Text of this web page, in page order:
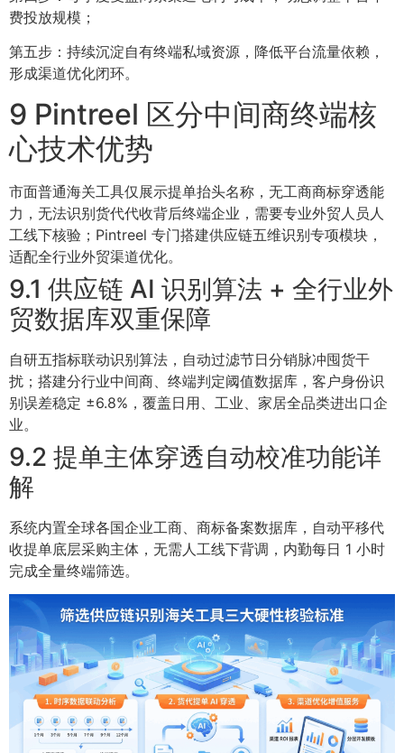
费投放规模；
第五步：持续沉淀自有终端私域资源，降低平台流量依赖，
形成渠道优化闭环。
9 Pintreel 区分中间商终端核
心技术优势
市面普通海关工具仅展示提单抬头名称，无工商商标穿透能
力，无法识别货代代收背后终端企业，需要专业外贸人员人
工线下核验；Pintreel 专门搭建供应链五维识别专项模块，
适配全行业外贸渠道优化。
9.1 供应链 AI 识别算法 + 全行业外
贸数据库双重保障
自研五指标联动识别算法，自动过滤节日分销脉冲囤货干
扰；搭建分行业中间商、终端判定阈值数据库，客户身份识
别误差稳定 ±6.8%，覆盖日用、工业、家居全品类进出口企
业。
9.2 提单主体穿透自动校准功能详
解
系统内置全球各国企业工商、商标备案数据库，自动平移代
收提单底层采购主体，无需人工线下背调，内勤每日 1 小时
完成全量终端筛选。